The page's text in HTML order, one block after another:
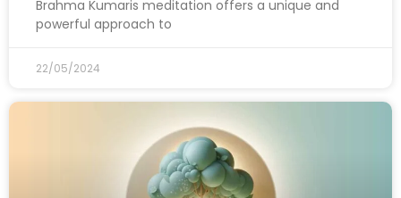
Brahma Kumaris meditation offers a unique and
powerful approach to
22/05/2024